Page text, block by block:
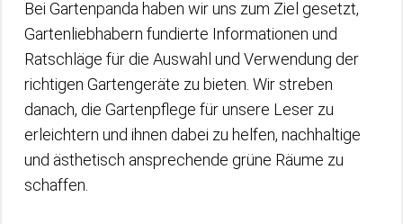
Bei Gartenpanda haben wir uns zum Ziel gesetzt,
Gartenliebhabern fundierte Informationen und
Ratschläge für die Auswahl und Verwendung der
richtigen Gartengeräte zu bieten. Wir streben
danach, die Gartenpflege für unsere Leser zu
erleichtern und ihnen dabei zu helfen, nachhaltige
und ästhetisch ansprechende grüne Räume zu
schaffen.